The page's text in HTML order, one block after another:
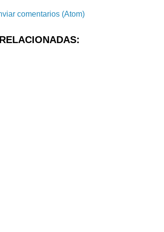
comentarios (Atom)